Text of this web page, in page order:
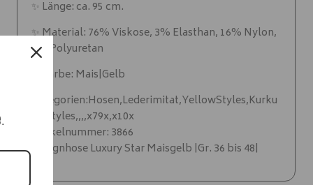
✨ Länge: ca. 95 cm.
✨ Material: 76% Viskose, 3% Elasthan, 16% Nylon,
5% Polyuretan
✨ Farbe: Mais|Gelb
Kategorien:Hosen,Lederimitat,YellowStyles,Kurku
mastyles,,,,x79x,x10x
Artikelnummer: 3866
Designhose Luxury Star Maisgelb |Gr. 36 bis 48|